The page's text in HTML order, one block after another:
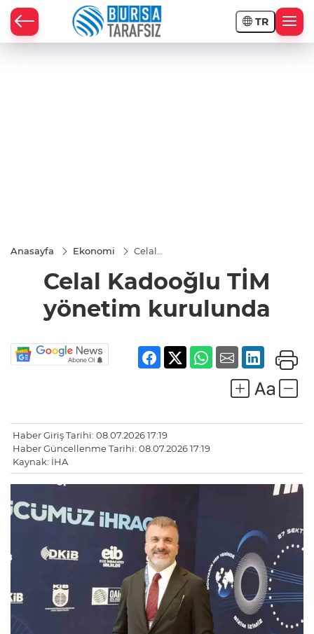
TR
Anasayfa Ekonomi
Celal
TİM
yönetim
Celal Kadooğlu TİM
yönetim kurulunda
Haber Giriş Tarihi: 08.07.2026 17:19
Haber Güncellenme Tarihi: 08.07.2026 17:19
Kaynak: İHA